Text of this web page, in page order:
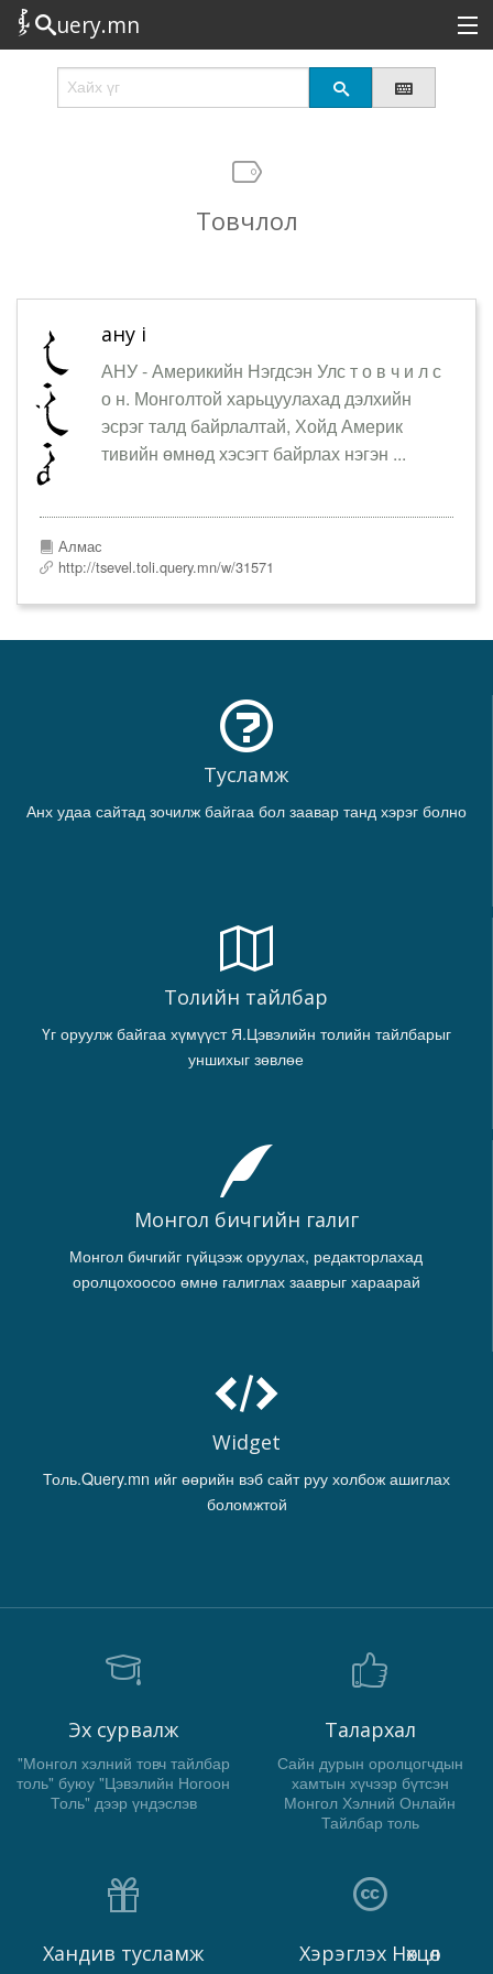
uery.mn
Сонирхолтой
Товчлол
ану i
АНУ - Америкийн Нэгдсэн Улс т о в ч и л с
о н. Монголтой харьцуулахад дэлхийн
эсрэг талд байрлалтай, Хойд Америк
тивийн өмнөд хэсэгт байрлах нэгэн ...
Алмас
http://tsevel.toli.query.mn/w/31571
Тусламж
Анх удаа сайтад зочилж байгаа бол заавар танд хэрэг болно
Толийн тайлбар
Үг оруулж байгаа хүмүүст Я.Цэвэлийн толийн тайлбарыг
уншихыг зөвлөе
Монгол бичгийн галиг
Монгол бичгийг гүйцээж оруулах, редакторлахад
оролцохоосоо өмнө галиглах зааврыг хараарай
Widget
Толь.Query.mn ийг өөрийн вэб сайт руу холбож ашиглах
боломжтой
Эх сурвалж
"Монгол хэлний товч тайлбар
толь" буюу "Цэвэлийн Ногоон
Толь" дээр үндэслэв
Талархал
Сайн дурын оролцогчдын
хамтын хүчээр бүтсэн
Монгол Хэлний Онлайн
Тайлбар толь
Хандив тусламж Хэрэглэх Нөхцөл